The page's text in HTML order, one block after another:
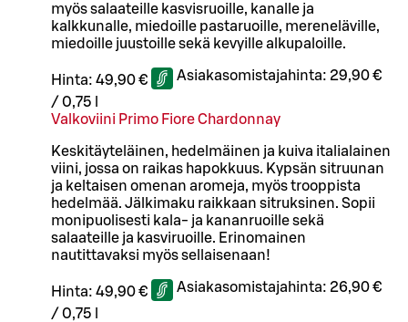
myös salaateille kasvisruoille, kanalle ja
kalkkunalle, miedoille pastaruoille, mereneläville,
miedoille juustoille sekä kevyille alkupaloille.
Hinta: 49,90 € Asiakasomistajahinta: 29,90 €
/ 0,75 l
Valkoviini Primo Fiore Chardonnay
Keskitäyteläinen, hedelmäinen ja kuiva italialainen
viini, jossa on raikas hapokkuus. Kypsän sitruunan
ja keltaisen omenan aromeja, myös trooppista
hedelmää. Jälkimaku raikkaan sitruksinen. Sopii
monipuolisesti kala- ja kananruoille sekä
salaateille ja kasviruoille. Erinomainen
nautittavaksi myös sellaisenaan!
Hinta: 49,90 € Asiakasomistajahinta: 26,90 €
/ 0,75 l